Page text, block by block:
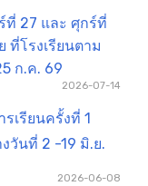
ที่ 27 และ ศุกร์ที่
ที่โรงเรียนตาม
ก.ค. 69
2026-07-14
เรียนครั้งที่ 1
วันที่ 2 -19 มิ.ย.
2026-06-08